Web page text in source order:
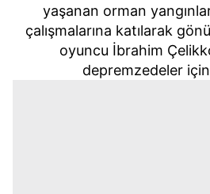
yaşanan orman
çalışmalarına katılarak
oyuncu İbrahim
depremzedeler